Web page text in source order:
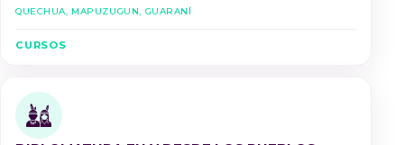
Quechua, Mapuzugun, Guaraní
CURSOS